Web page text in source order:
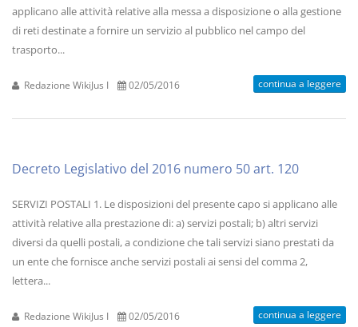
applicano alle attività relative alla messa a disposizione o alla gestione
di reti destinate a fornire un servizio al pubblico nel campo del
trasporto...
Redazione WikiJus I 02/05/2016 continua a leggere
Decreto Legislativo del 2016 numero 50 art. 120
SERVIZI POSTALI 1. Le disposizioni del presente capo si applicano alle
attività relative alla prestazione di: a) servizi postali; b) altri servizi
diversi da quelli postali, a condizione che tali servizi siano prestati da
un ente che fornisce anche servizi postali ai sensi del comma 2,
lettera...
Redazione WikiJus I 02/05/2016 continua a leggere